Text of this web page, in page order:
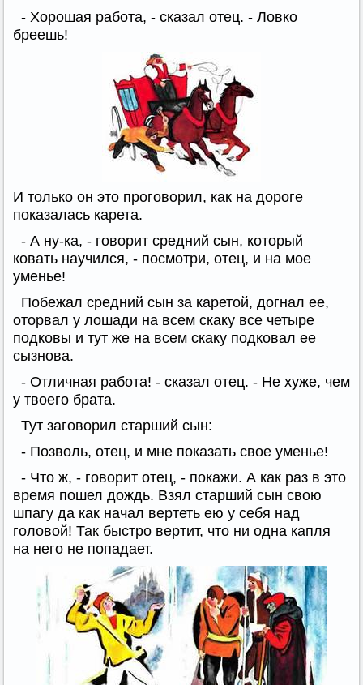
- Хорошая работа, - сказал отец. - Ловко
бреешь!
И только он это проговорил, как на дороге
показалась карета.
- А ну-ка, - говорит средний сын, который
ковать научился, - посмотри, отец, и на мое
уменье!
Побежал средний сын за каретой, догнал ее,
оторвал у лошади на всем скаку все четыре
подковы и тут же на всем скаку подковал ее
сызнова.
- Отличная работа! - сказал отец. - Не хуже, чем
у твоего брата.
Тут заговорил старший сын:
- Позволь, отец, и мне показать свое уменье!
- Что ж, - говорит отец, - покажи. А как раз в это
время пошел дождь. Взял старший сын свою
шпагу да как начал вертеть ею у себя над
головой! Так быстро вертит, что ни одна капля
на него не попадает.